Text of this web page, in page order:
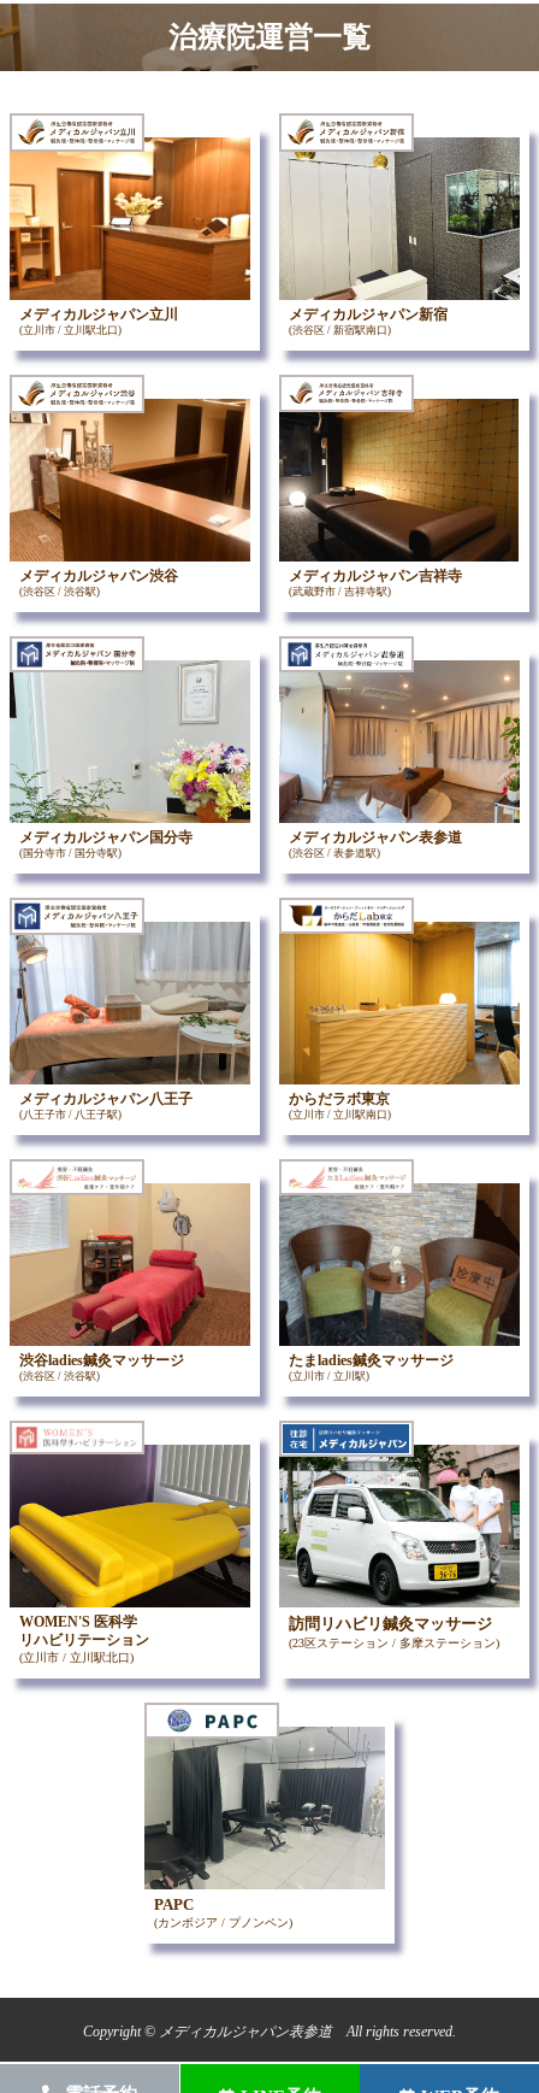
治療院運営一覧
メディカルジャパン立川
(立川市 / 立川駅北口)
メディカルジャパン新宿
(渋谷区 / 新宿駅南口)
メディカルジャパン渋谷
(渋谷区 / 渋谷駅)
メディカルジャパン吉祥寺
(武蔵野市 / 吉祥寺駅)
メディカルジャパン国分寺
(国分寺市 / 国分寺駅)
メディカルジャパン表参道
(渋谷区 / 表参道駅)
メディカルジャパン八王子
(八王子市 / 八王子駅)
からだラボ東京
(立川市 / 立川駅南口)
渋谷ladies鍼灸マッサージ
(渋谷区 / 渋谷駅)
たまladies鍼灸マッサージ
(立川市 / 立川駅)
WOMEN'S 医科学
リハビリテーション
(立川市 / 立川駅北口)
訪問リハビリ鍼灸マッサージ
(23区ステーション / 多摩ステーション)
PAPC
(カンボジア / プノンペン)
Copyright © メディカルジャパン表参道 All rights reserved.